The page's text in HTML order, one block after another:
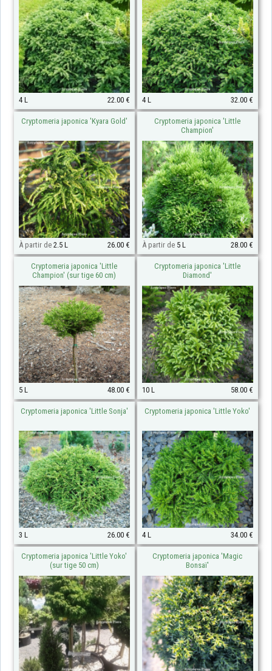
4 L 22.00 € 4 L 32.00 €
Cryptomeria japonica 'Kyara Gold'
À partir de 2.5 L 26.00 €
Cryptomeria japonica 'Little
Champion'
À partir de5 L 28.00 €
Cryptomeria japonica 'Little
Champion' (sur tige 60 cm)
5 L 48.00 €
Cryptomeria japonica 'Little
Diamond'
10 L 58.00 €
Cryptomeria japonica 'Little Sonja'
3 L 26.00 €
Cryptomeria japonica 'Little Yoko'
4 L 34.00 €
Cryptomeria japonica 'Little Yoko'
(sur tige 50 cm)
Cryptomeria japonica 'Magic
Bonsaï'